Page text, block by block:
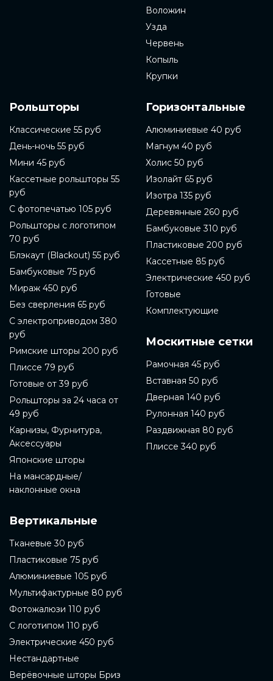
Воложин
Узда
Червень
Копыль
Крупки
Рольшторы
Классические 55 руб
День-ночь 55 руб
Мини 45 руб
Кассетные рольшторы 55
руб
С фотопечатью 105 руб
Рольшторы с логотипом
70 руб
Блэкаут (Blackout) 55 руб
Бамбуковые 75 руб
Мираж 450 руб
Без сверления 65 руб
С электроприводом 380
руб
Римские шторы 200 руб
Плиссе 79 руб
Готовые от 39 руб
Рольшторы за 24 часа от
49 руб
Карнизы, Фурнитура,
Аксессуары
Японские шторы
На мансардные/
наклонные окна
Вертикальные
Тканевые 30 руб
Пластиковые 75 руб
Алюминиевые 105 руб
Мультифактурные 80 руб
Фотожалюзи 110 руб
С логотипом 110 руб
Электрические 450 руб
Нестандартные
Верёвочные шторы Бриз
Горизонтальные
Алюминиевые 40 руб
Магнум 40 руб
Холис 50 руб
Изолайт 65 руб
Изотра 135 руб
Деревянные 260 руб
Бамбуковые 310 руб
Пластиковые 200 руб
Кассетные 85 руб
Электрические 450 руб
Готовые
Комплектующие
Москитные сетки
Рамочная 45 руб
Вставная 50 руб
Дверная 140 руб
Рулонная 140 руб
Раздвижная 80 руб
Плиссе 340 руб